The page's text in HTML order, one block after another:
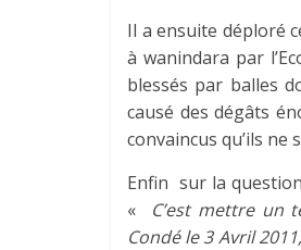
Il a ensuite déploré
à wanindara par
blessés par balles
causé des dégâts
convaincus qu’ils
Enfin sur la
«
C’est mettre un
Condé le 3 Avril